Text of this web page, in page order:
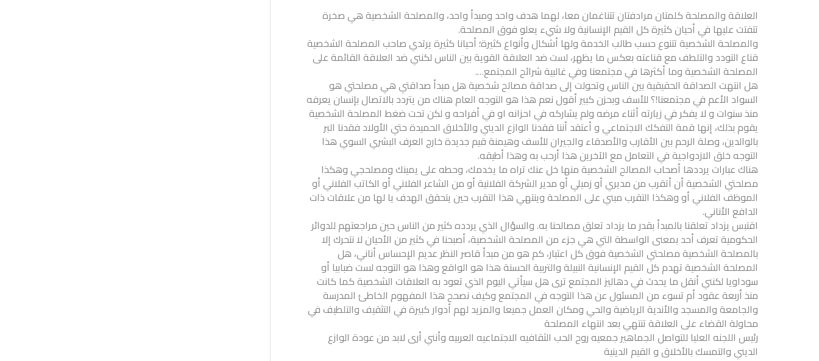
العلاقة والمصلحة كلمتان مرادفتان تتناغمان معا، لهما هدف واحد ومبدأ واحد، والمصلحة الشخصية هي صخرة
تتفتت عليها في أحيان كثيرة كل القيم الإنسانية ولا شيء يعلو فوق المصلحة.
والمصلحة الشخصية تتنوع حسب طالب الخدمة ولها أشكال وأنواع كثيرة؛ أحيانا كثيرة يرتدي صاحب المصلحة الشخصية
قناع التودد والتلطف مع قناعته بعكس ما يظهر، لست ضد العلاقة القوية بين الناس لكنني ضد العلاقة القائمة على
المصلحة الشخصية وما أكثرها في مجتمعنا وفي غالبية شرائح المجتمع….
هل انتهت الصداقة الحقيقية بين الناس وتحولت إلى صداقة مصالح شخصية هل مبدأ صداقتي هي مصلحتي هو
السواد الأعم في مجتمعنا!؟ للأسف وبحزن كبير أقول نعم هذا هو التوجه العام هناك من يتردد بالاتصال بإنسان يعرفه
منذ سنوات و لا يفكر في زيارته أثناء مرضه ولم يشاركه في احزانه او في أفراحه و لكن تحت ضغط المصلحة الشخصية
يقوم بذلك، إنها قمة التفكك الاجتماعي و أعتقد أننا فقدنا الوازع الديني والأخلاق الحميدة حتي الأولاد فقدنا البر
بالوالدين، وصلة الرحم بين الأقارب والأصدقاء والجيران للأسف وهيمنة قيم جديدة خارج العرف البشري السوي هذا
التوجه خلق الازدواجية في التعامل مع الآخرين هذا أرحب به وهذا أطيقه.
هناك عبارات يرددها أصحاب المصالح الشخصية منها خل عنك تراه ما يخدمك، وحطه على يمينك ومصلحجي وهكذا
مصلحتي الشخصية أن أتقرب من مديري أو زميلي أو مدير الشركة الفلانية أو من الشاعر الفلاني أو الكاتب الفلاني أو
الموظف الفلاني أو وهكذا التقرب مبني على المصلحة وينتهي هذا التقرب حين يتحقق الهدف يا لها من علاقات ذات
الدافع الأناني.
اقتبس يزداد تعلقنا بالمبدأ بقدر ما يزداد تعلق مصالحنا به. والسؤال الذي يردده كثير من الناس حين مراجعتهم للدوائر
الحكومية تعرف أحد بمعنى الواسطة التي هي جزء من المصلحة الشخصية، أصبحنا في كثير من الأحيان لا نتحرك إلا
بالمصلحة الشخصية مصلحتي الشخصية فوق كل اعتبار، كم هو من مبدأ قاصر النظر عديم الإحساس أناني، هل
المصلحة الشخصية تهدم كل القيم الإنسانية النبيلة والتربية الحسنة هذا هو الواقع وهذا هو التوجه لست ضبابيا أو
سوداويا لكنني أنقل ما يحدث في دهاليز المجتمع ترى هل سيأتي اليوم الذي تعود به العلاقات الشخصية كما كانت
منذ أربعة عقود أم تسوء من المسئول عن هذا التوجه في المجتمع وكيف نصحح هذا المفهوم الخاطئ المدرسة
والجامعة والمسجد والأندية الرياضية والحي ومكان العمل جميعا والمزيد لهم أدوار كبيرة في التثقيف والتلطيف في
محاولة القضاء على العلاقة تنتهي بعد انتهاء المصلحة
رئيس اللجنه العليا للتواصل الجماهير جمعيه روح الحب الثقافيه الاجتماعيه العربيه وأنني أرى لابد من عودة الوازع
الديني والتمسك بالأخلاق و القيم الدينية